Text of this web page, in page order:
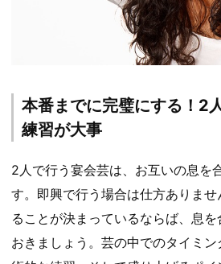
本番までに完璧にする！2
練習が大事
2人で行う宴会芸は、お互いの息を
す。即興で行う場合は仕方ありま
ることが決まっているならば、息
おきましょう。芸の中でのタイミ